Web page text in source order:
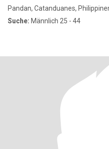
Pandan, Catanduanes,
Suche: Männlich 25 - 44